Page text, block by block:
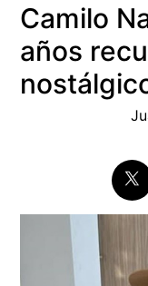
Camilo
años